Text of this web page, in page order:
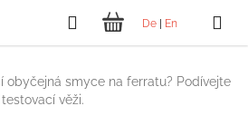
De En
Hledat
NÁKUPNÍ
KOŠÍK
obyčejná smyce na ferratu? Podívejte
věži.